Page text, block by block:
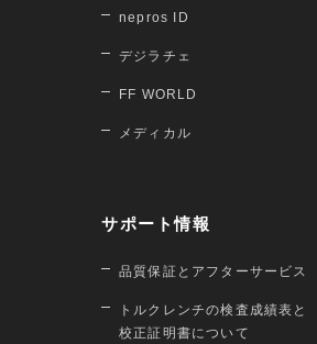
nepros ID
デジラチェ
FF WORLD
メディカル
サポート情報
品質保証とアフターサービス
トルクレンチの検査成績表と
校正証明書について